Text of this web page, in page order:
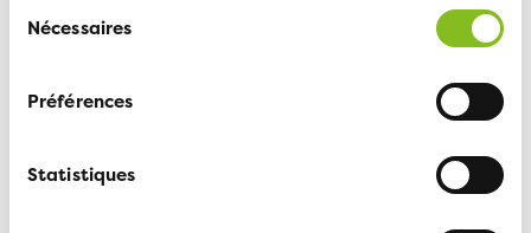
Nécessaires
Préférences
Statistiques
d’informations:
ATE, Conseillère nationale Verts/GE, 078 614 04 15